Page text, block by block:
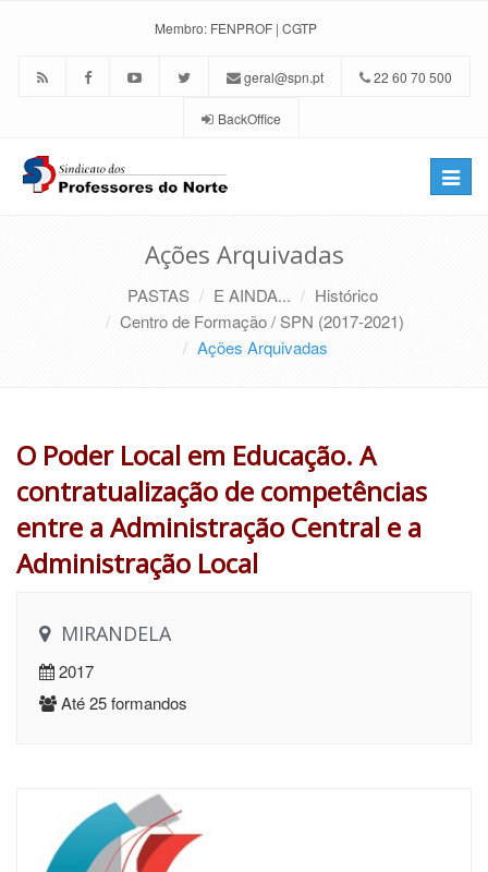
Membro: FENPROF | CGTP
geral@spn.pt 22 60 70 500
BackOffice
Toggle
Ações Arquivadas
PASTAS E AINDA...
Histórico
Centro de Formação / SPN (2017-2021)
Ações Arquivadas
O Poder Local em Educação. A
contratualização de competências
entre a Administração Central e a
Administração Local
MIRANDELA
2017
Até 25 formandos